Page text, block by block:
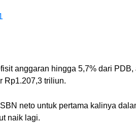
anggaran hingga 5,7% dari
Rp1.207,3 triliun.
neto untuk pertama kalinya
naik lagi.